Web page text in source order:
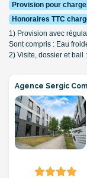
Provision pour
Honoraires TTC
1) Provision avec
Sont compris : Eau
2) Visite, dossier et bail
Agence Sergic